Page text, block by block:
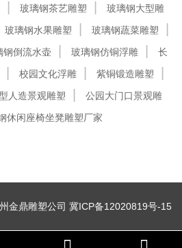
玻璃钢茶艺雕塑
玻璃钢大型雕
玻璃钢水果雕塑
玻璃钢蔬菜雕塑
钢倒流水壶 玻璃钢仿铜浮雕
长
校园文化浮雕
紫铜锻造雕塑
人造景观雕塑
公园大门口景观雕
休闲座椅坐凳雕塑厂家
金鼎雕塑公司 冀ICP备12020819号-15